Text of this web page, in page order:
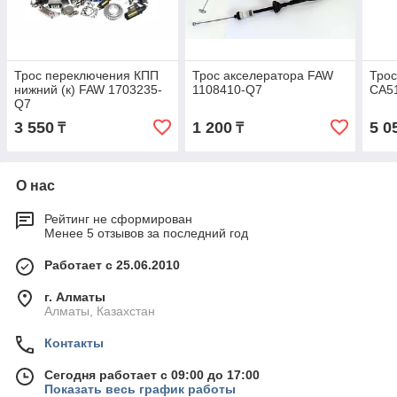
Трос переключения КПП
нижний (к) FAW 1703235-
Q7
3 550 ₸
Трос акселератора FAW
1108410-Q7
1 200₸ 5
О нас
Рейтинг не сформирован
Менее 5 отзывов за последний год
Работает с 25.06.2010
г. Алматы
Алматы, Казахстан
Контакты
Сегодня работает с 09:00 до 17:00
Показать весь график работы